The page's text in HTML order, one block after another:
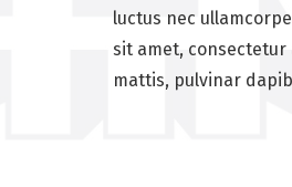
luctus nec
sit amet,
mattis, pulvinar